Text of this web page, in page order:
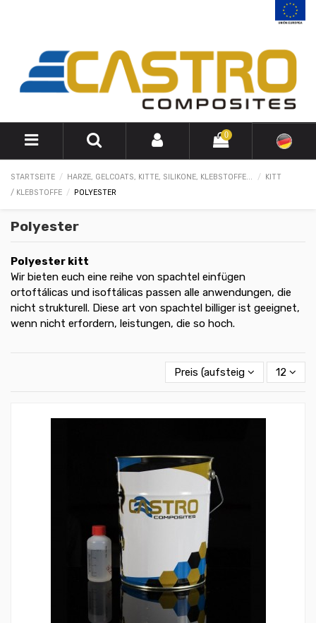
0
STARTSEITE HARZE, GELCOATS, KITTE, SILIKONE, KLEBSTOFFE...
KITT
/ KLEBSTOFFE
POLYESTER
Polyester
Polyester kitt
Wir bieten euch eine reihe von spachtel einfügen
ortoftálicas und isoftálicas passen alle anwendungen, die
nicht strukturell. Diese art von spachtel billiger ist geeignet,
wenn nicht erfordern, leistungen, die so hoch.
Preis (aufsteigend) 12